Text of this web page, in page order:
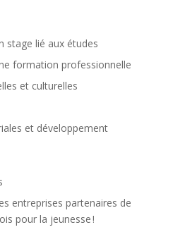
stage lié aux études
formation professionnelle
et culturelles
et développement
entreprises partenaires de
pour la jeunesse !